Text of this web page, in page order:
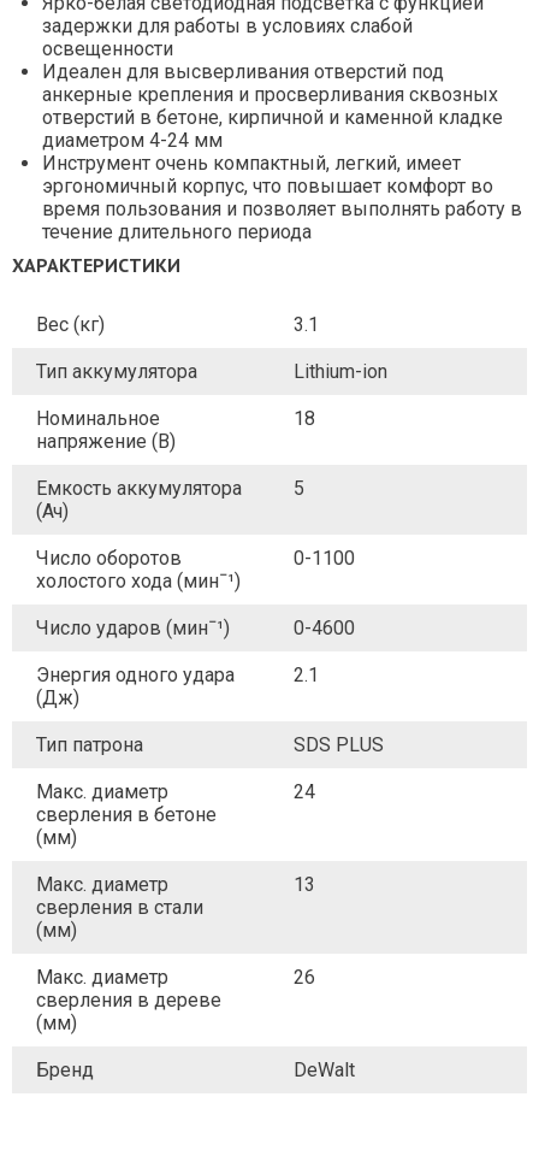
задержки для работы в условиях слабой
освещенности
Идеален для высверливания отверстий под
анкерные крепления и просверливания сквозных
отверстий в бетоне, кирпичной и каменной кладке
диаметром 4-24 мм
Инструмент очень компактный, легкий, имеет
эргономичный корпус, что повышает комфорт во
время пользования и позволяет выполнять работу в
течение длительного периода
ХАРАКТЕРИСТИКИ
Вес (кг) 3.1
Тип аккумулятора Lithium-ion
Номинальное
напряжение (В)
18
Емкость аккумулятора
(Ач)
5
Число оборотов
холостого хода (минˉ¹)
0-1100
Число ударов (минˉ¹) 0-4600
Энергия одного удара
(Дж)
2.1
Тип патрона SDS PLUS
Макс. диаметр
сверления в бетоне
(мм)
24
Макс. диаметр
сверления в стали
(мм)
13
Макс. диаметр
сверления в дереве
(мм)
26
Бренд DeWalt